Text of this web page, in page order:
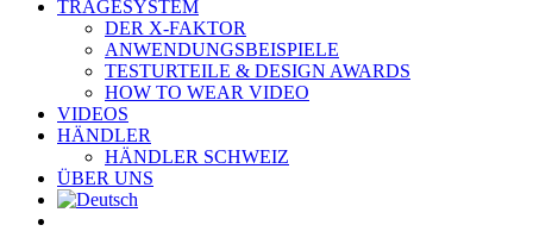
TRAGESYSTEM
DER X-FAKTOR
ANWENDUNGSBEISPIELE
TESTURTEILE & DESIGN AWARDS
HOW TO WEAR VIDEO
VIDEOS
HÄNDLER
HÄNDLER SCHWEIZ
ÜBER UNS